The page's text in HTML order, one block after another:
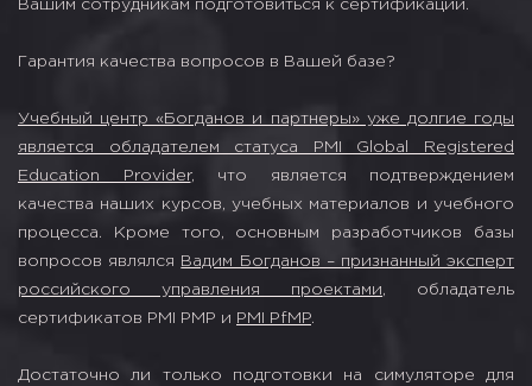
Вашим сотрудникам подготовиться к сертификации.
Гарантия качества вопросов в Вашей базе?
Учебный центр «Богданов и партнеры» уже долгие годы
является обладателем статуса PMI Global Registered
Education Provider, что является подтверждением
качества наших курсов, учебных материалов и учебного
процесса. Кроме того, основным разработчиков базы
вопросов являлся
Вадим Богданов – признанный эксперт
российского управления проектами , обладатель
сертификатов PMI PMP и PMI PfMP
Достаточно ли только подготовки на симуляторе для